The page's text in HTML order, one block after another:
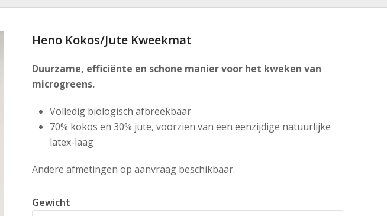
Heno Kokos/Jute Kweekmat
Duurzame, efficiënte en schone manier voor het kweken van
microgreens.
Volledig biologisch afbreekbaar
70% kokos en 30% jute, voorzien van een eenzijdige natuurlijke
latex-laag
Andere afmetingen op aanvraag beschikbaar.
Gewicht